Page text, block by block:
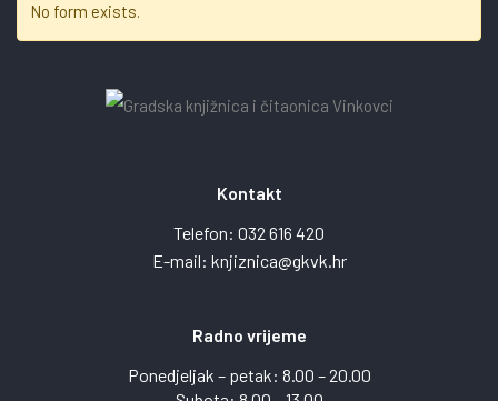
No form exists.
Kontakt
Telefon: 032 616 420
E-mail: knjiznica@gkvk.hr
Radno vrijeme
Ponedjeljak – petak: 8.00 – 20.00